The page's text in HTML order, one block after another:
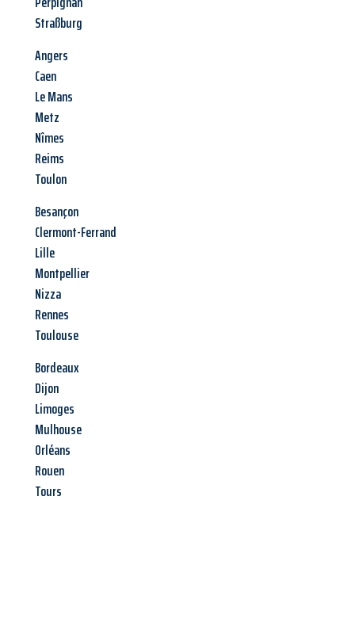
Straßburg
Angers
Caen
Le Mans
Metz
Nîmes
Reims
Toulon
Besançon
Clermont-Ferrand
Lille
Montpellier
Nizza
Rennes
Toulouse
Bordeaux
Dijon
Limoges
Mulhouse
Orléans
Rouen
Tours